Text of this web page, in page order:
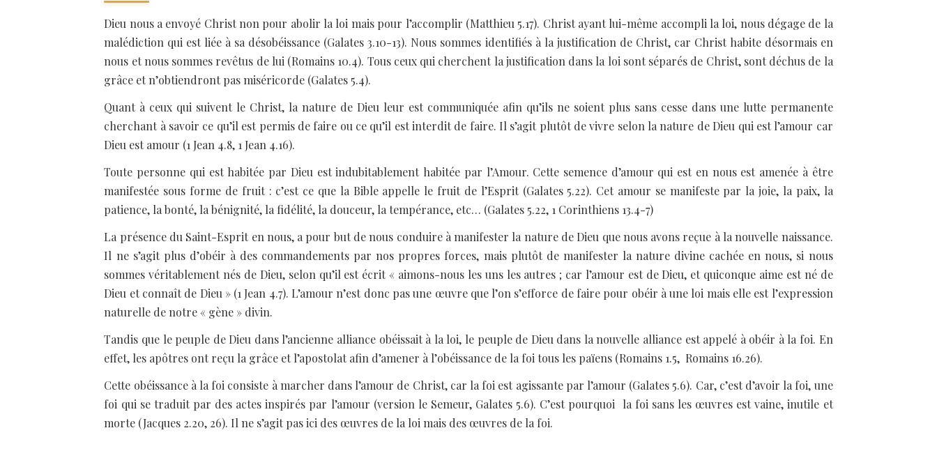
Dieu nous a envoyé Christ non pour abolir la loi mais pour l’accomplir (Matthieu 5.17). Christ ayant lui-même accompli la loi, nous dégage de la
malédiction qui est liée à sa désobéissance (Galates 3.10-13). Nous sommes identifiés à la justification de Christ, car Christ habite désormais en
nous et nous sommes revêtus de lui (Romains 10.4). Tous ceux qui cherchent la justification dans la loi sont séparés de Christ, sont déchus de la
grâce et n’obtiendront pas miséricorde (Galates 5.4).
Quant à ceux qui suivent le Christ, la nature de Dieu leur est communiquée afin qu’ils ne soient plus sans cesse dans une lutte permanente
cherchant à savoir ce qu’il est permis de faire ou ce qu’il est interdit de faire. Il s’agit plutôt de vivre selon la nature de Dieu qui est l’amour car
Dieu est amour (1 Jean 4.8, 1 Jean 4.16).
Toute personne qui est habitée par Dieu est indubitablement habitée par l’Amour. Cette semence d’amour qui est en nous est amenée à être
manifestée sous forme de fruit : c’est ce que la Bible appelle le fruit de l’Esprit (Galates 5.22). Cet amour se manifeste par la joie, la paix, la
patience, la bonté, la bénignité, la fidélité, la douceur, la tempérance, etc… (Galates 5.22, 1 Corinthiens 13.4-7)
La présence du Saint-Esprit en nous, a pour but de nous conduire à manifester la nature de Dieu que nous avons reçue à la nouvelle naissance.
Il ne s’agit plus d’obéir à des commandements par nos propres forces, mais plutôt de manifester la nature divine cachée en nous, si nous
sommes véritablement nés de Dieu, selon qu’il est écrit « aimons-nous les uns les autres ; car l’amour est de Dieu, et quiconque aime est né de
Dieu et connaît de Dieu » (1 Jean 4.7). L’amour n’est donc pas une œuvre que l’on s’efforce de faire pour obéir à une loi mais elle est l’expression
naturelle de notre « gène » divin.
Tandis que le peuple de Dieu dans l’ancienne alliance obéissait à la loi, le peuple de Dieu dans la nouvelle alliance est appelé à obéir à la foi. En
effet, les apôtres ont reçu la grâce et l’apostolat afin d’amener à l’obéissance de la foi tous les païens (Romains 1.5, Romains 16.26).
Cette obéissance à la foi consiste à marcher dans l’amour de Christ, car la foi est agissante par l’amour (Galates 5.6). Car, c’est d’avoir la foi, une
foi qui se traduit par des actes inspirés par l’amour (version le Semeur, Galates 5.6). C’est pourquoi la foi sans les œuvres est vaine, inutile et
morte (Jacques 2.20, 26). Il ne s’agit pas ici des œuvres de la loi mais des œuvres de la foi.